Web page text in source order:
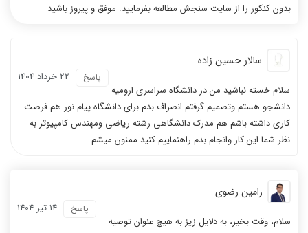
بدون کنکور را از سایت سنجش مطالعه بفرمایید. موفق و پیروز باشید
سالار حسین زاده
22 خرداد 1404 پاسخ
سلام خسته نباشید من در دانشگاه سراسری ارومیه
دانشجو هستم وتصمیم گرفتم انصراف بدم برای دانشگاه پیام نور هم فرصت
کاری داشته باشم هم مدرک دانشگاهی رشته ریاضی ومهندس کامپیوتر به
نظر شما این کار وانجام بدم راهنماییم کنید ممنون میشم
رامین رضوی
14 تیر 1404 پاسخ
سلام، وقت بخیر، به دلایل زیز به هیچ عنوان توصیه